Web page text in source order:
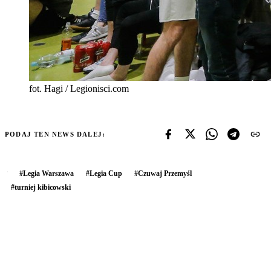
fot. Hagi / Legionisci.com
PODAJ TEN NEWS DALEJ:
#Legia Warszawa #Legia Cup #Czuwaj Przemyśl
#turniej kibicowski